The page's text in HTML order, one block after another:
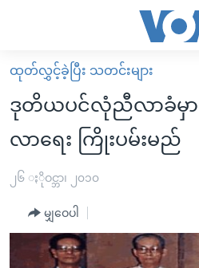
လွယ်ကူ
စေ
များ
အကြောင်းအရာ
မူလစာမျက်နှာ
မြန်မာ
ကမ္ဘာ့သတင်းများ
နိုင်ငံတကာ
အစ္စရေး-ပါလက်စတိုင်း
ဗွီဒီယို
ရပ်ဝန်းတခု လမ်းတခု အလွန်
အင်္ဂလိပ်စာလေ့လာမယ်
ထုတ်လွှင့်ခဲ့ပြီး သတင်းများ
ဒုတိယပင်လုံညီလာခံမှာ
လာရေး ကြိုးပမ်းမည်
၂၆ ႏိုဝင္ဘာ၊ ၂၀၁၀
မျှဝေပါ